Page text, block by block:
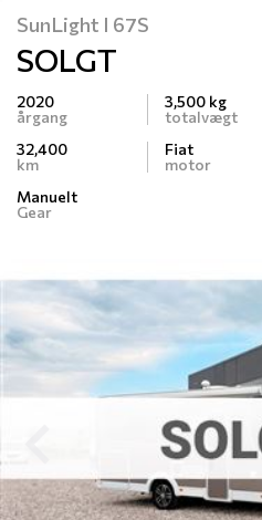
SunLight I 67S
SOLGT
2020
årgang
32,400
km
Manuelt
Gear
3,500 kg
totalvægt
Fiat
motor
Previous